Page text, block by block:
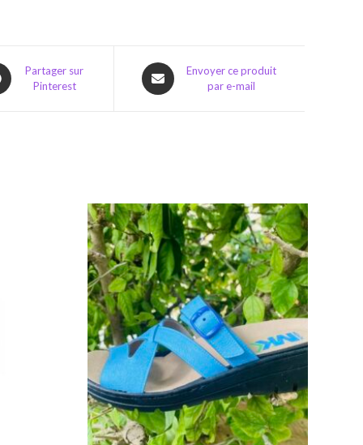
Partager sur
Pinterest
Opens
in
Envoyer ce produit
par e-mail